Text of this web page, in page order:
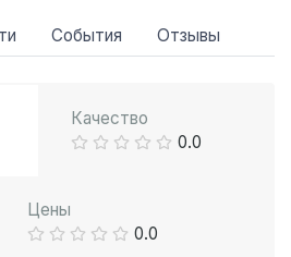
События Отзывы
Качество
0.0
Цены
0.0